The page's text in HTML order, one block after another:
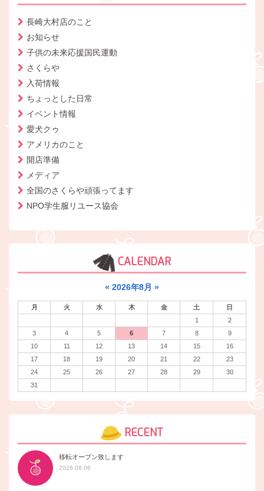
長崎大村店のこと
お知らせ
子供の未来応援国民運動
さくらや
入荷情報
ちょっとした日常
イベント情報
愛犬クゥ
アメリカのこと
開店準備
メディア
全国のさくらや頑張ってます
NPO学生服リユース協会
CALENDAR
« 2026年8月 »
月 火 水 木 金 土
日
1
2
3
4 5 6 7 8
9
10
11 12 13 14 15
16
17
18 19 20 21 22
23
24
25 26 27 28 29
30
31
RECENT
移転オープン致します
2026.08.06